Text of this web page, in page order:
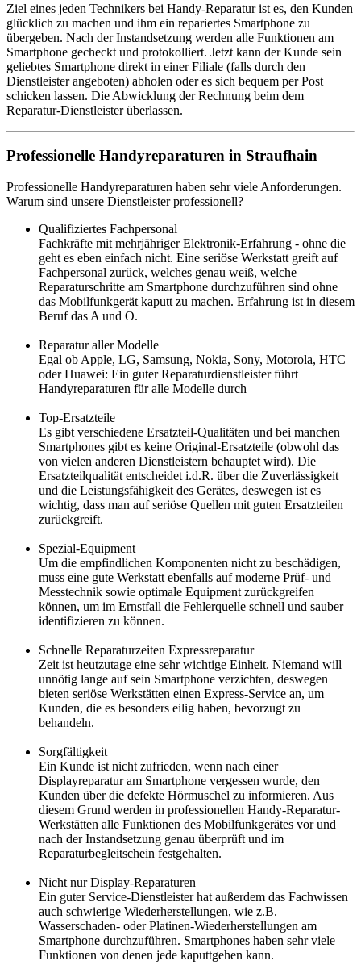
Ziel eines jeden Technikers bei Handy-Reparatur ist es, den Kunden
glücklich zu machen und ihm ein repariertes Smartphone zu
übergeben. Nach der Instandsetzung werden alle Funktionen am
Smartphone gecheckt und protokolliert. Jetzt kann der Kunde sein
geliebtes Smartphone direkt in einer Filiale (falls durch den
Dienstleister angeboten) abholen oder es sich bequem per Post
schicken lassen. Die Abwicklung der Rechnung beim dem
Reparatur-Dienstleister überlassen.
Professionelle Handyreparaturen in Straufhain
Professionelle Handyreparaturen haben sehr viele Anforderungen.
Warum sind unsere Dienstleister professionell?
Qualifiziertes Fachpersonal
Fachkräfte mit mehrjähriger Elektronik-Erfahrung - ohne die
geht es eben einfach nicht. Eine seriöse Werkstatt greift auf
Fachpersonal zurück, welches genau weiß, welche
Reparaturschritte am Smartphone durchzuführen sind ohne
das Mobilfunkgerät kaputt zu machen. Erfahrung ist in diesem
Beruf das A und O.
Reparatur aller Modelle
Egal ob Apple, LG, Samsung, Nokia, Sony, Motorola, HTC
oder Huawei: Ein guter Reparaturdienstleister führt
Handyreparaturen für alle Modelle durch
Top-Ersatzteile
Es gibt verschiedene Ersatzteil-Qualitäten und bei manchen
Smartphones gibt es keine Original-Ersatzteile (obwohl das
von vielen anderen Dienstleistern behauptet wird). Die
Ersatzteilqualität entscheidet i.d.R. über die Zuverlässigkeit
und die Leistungsfähigkeit des Gerätes, deswegen ist es
wichtig, dass man auf seriöse Quellen mit guten Ersatzteilen
zurückgreift.
Spezial-Equipment
Um die empfindlichen Komponenten nicht zu beschädigen,
muss eine gute Werkstatt ebenfalls auf moderne Prüf- und
Messtechnik sowie optimale Equipment zurückgreifen
können, um im Ernstfall die Fehlerquelle schnell und sauber
identifizieren zu können.
Schnelle Reparaturzeiten Expressreparatur
Zeit ist heutzutage eine sehr wichtige Einheit. Niemand will
unnötig lange auf sein Smartphone verzichten, deswegen
bieten seriöse Werkstätten einen Express-Service an, um
Kunden, die es besonders eilig haben, bevorzugt zu
behandeln.
Sorgfältigkeit
Ein Kunde ist nicht zufrieden, wenn nach einer
Displayreparatur am Smartphone vergessen wurde, den
Kunden über die defekte Hörmuschel zu informieren. Aus
diesem Grund werden in professionellen Handy-Reparatur-
Werkstätten alle Funktionen des Mobilfunkgerätes vor und
nach der Instandsetzung genau überprüft und im
Reparaturbegleitschein festgehalten.
Nicht nur Display-Reparaturen
Ein guter Service-Dienstleister hat außerdem das Fachwissen
auch schwierige Wiederherstellungen, wie z.B.
Wasserschaden- oder Platinen-Wiederherstellungen am
Smartphone durchzuführen. Smartphones haben sehr viele
Funktionen von denen jede kaputtgehen kann.